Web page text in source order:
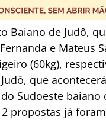
Baiano de Judô,
e
(60kg),
que
Sudoeste
propostas já